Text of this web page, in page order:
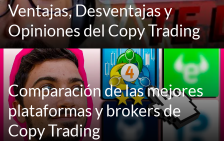
Ventajas, Desventajas y
Opiniones del Copy Trading
Comparación de las mejores
plataformas y brokers de
Copy Trading